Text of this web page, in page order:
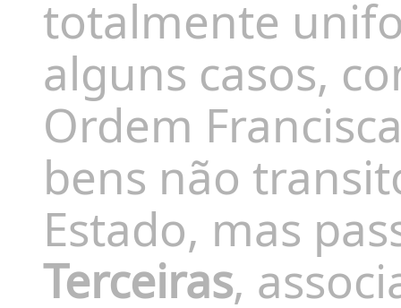
totalmente
alguns casos,
Ordem
bens não
Estado, mas
Terceiras,